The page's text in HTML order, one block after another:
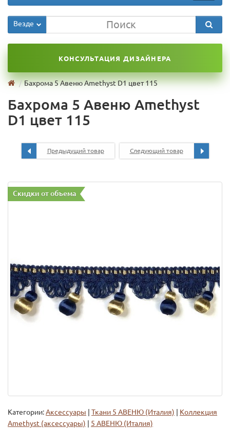
Везде
КОНСУЛЬТАЦИЯ ДИЗАЙНЕРА
Бахрома 5 Авеню Amethyst D1 цвет 115
Бахрома 5 Авеню Amethyst
D1 цвет 115
Предыдущий товар Следующий товар
Скидки от объема
Категории:Аксессуары Ткани 5 АВЕНЮ (Италия)
Коллекция
Amethyst (аксессуары)
5 АВЕНЮ (Италия)